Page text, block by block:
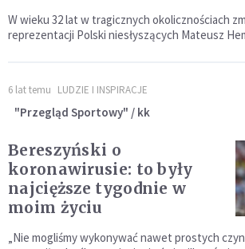
W wieku 32 lat w tragicznych okolicznościach
reprezentacji Polski niesłyszących Mateusz
6 lat temu LUDZIE I INSPIRACJE
"Przegląd Sportowy" / kk
Bereszyński o
koronawirusie: to były
najcięższe tygodnie w
moim życiu
„Nie mogliśmy wykonywać nawet prostych